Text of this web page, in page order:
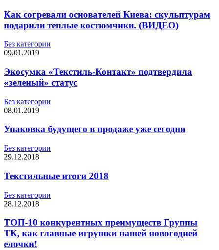
Как согревали основателей Киева: скульптурам
подарили теплые костюмчики. (ВИДЕО)
Без категории
09.01.2019
Экосумка «Текстиль-Контакт» подтвердила
«зеленый» статус
Без категории
08.01.2019
Упаковка будущего в продаже уже сегодня
Без категории
29.12.2018
Текстильные итоги 2018
Без категории
28.12.2018
ТОП-10 конкурентных преимуществ Группы
ТК, как главные игрушки нашей новогодней
елочки!